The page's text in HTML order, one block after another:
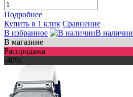
Подробнее
Купить в 1 клик Сравнение
В избранное
В наличии
В магазине
Распродажа
-40%